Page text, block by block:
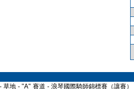
草地 - "A" 賽道 - 浪琴國際騎師錦標賽（讓賽